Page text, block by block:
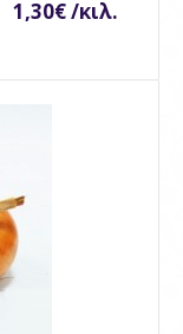
1,30€ /κιλ.